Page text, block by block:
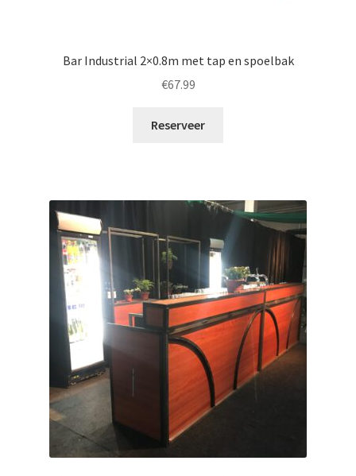
Bar Industrial 2×0.8m met tap en spoelbak
€67.99
Reserveer